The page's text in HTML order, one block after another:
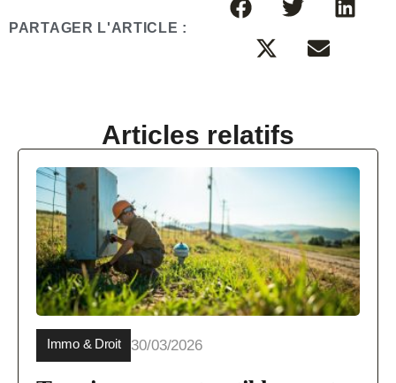
PARTAGER L'ARTICLE :
Articles relatifs
Immo & Droit 30/03/2026